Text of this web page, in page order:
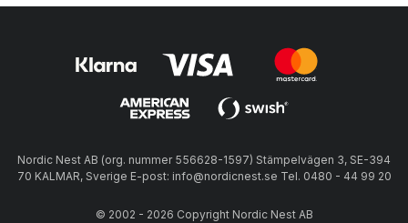
Nordic Nest AB (org. nummer 556628-1597) Stämpelvägen 3, SE-394
70 KALMAR, Sverige E-post: info@nordicnest.se Tel. 0480 - 44 99 20
© 2002 - 2026 Copyright Nordic Nest AB